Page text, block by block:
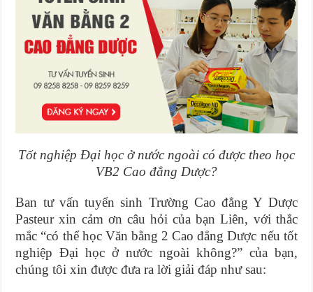
Tốt nghiệp Đại học ở nước ngoài có được theo học
VB2 Cao đẳng Dược?
Ban tư vấn tuyển sinh Trường Cao đẳng Y Dược
Pasteur xin cảm ơn câu hỏi của bạn Liên, với thắc
mắc “có thể học Văn bằng 2 Cao đẳng Dược nếu tốt
nghiệp Đại học ở nước ngoài không?” của bạn,
chúng tôi xin được đưa ra lời giải đáp như sau: